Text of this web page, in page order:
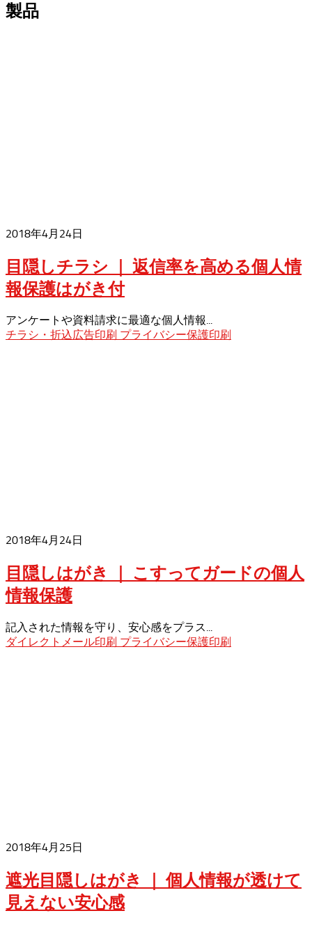
製品
2018年4月24日
目隠しチラシ ｜ 返信率を高める個人情
報保護はがき付
アンケートや資料請求に最適な個人情報...
チラシ・折込広告印刷 プライバシー保護印刷
2018年4月24日
目隠しはがき ｜ こすってガードの個人
情報保護
記入された情報を守り、安心感をプラス...
ダイレクトメール印刷 プライバシー保護印刷
2018年4月25日
遮光目隠しはがき ｜ 個人情報が透けて
見えない安心感